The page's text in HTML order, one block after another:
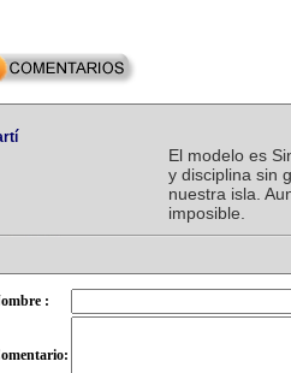
El modelo es
y disciplina sin
nuestra isla.
imposible.
: